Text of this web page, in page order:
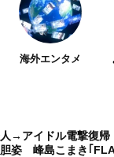
海外エンタメ
→アイドル電撃復
姿 峰島こまき｢